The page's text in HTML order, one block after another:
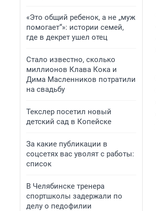
«Это общий ребенок, а не „муж
помогает“»: истории семей,
где в декрет ушел отец
Стало известно, сколько
миллионов Клава Кока и
Дима Масленников потратили
на свадьбу
Текслер посетил новый
детский сад в Копейске
За какие публикации в
соцсетях вас уволят с работы:
список
В Челябинске тренера
спортшколы задержали по
делу о педофилии